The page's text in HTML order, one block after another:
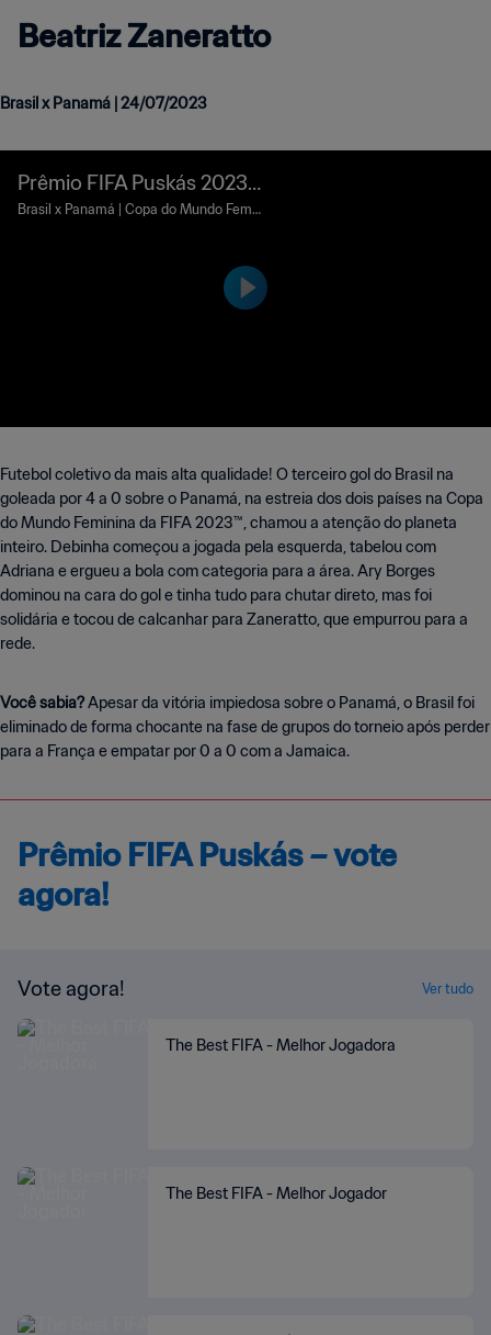
Beatriz Zaneratto
Brasil x Panamá | 24/07/2023
Prêmio FIFA Puskás 2023 |
Beatriz Zaneratto
Brasil x Panamá | Copa do Mundo Femin
Futebol coletivo da mais alta qualidade! O terceiro gol do Brasil na
goleada por 4 a 0 sobre o Panamá, na estreia dos dois países na Copa
do Mundo Feminina da FIFA 2023™, chamou a atenção do planeta
inteiro. Debinha começou a jogada pela esquerda, tabelou com
Adriana e ergueu a bola com categoria para a área. Ary Borges
dominou na cara do gol e tinha tudo para chutar direto, mas foi
solidária e tocou de calcanhar para Zaneratto, que empurrou para a
rede.
Você sabia?Apesar da vitória impiedosa sobre o Panamá, o Brasil foi
eliminado de forma chocante na fase de grupos do torneio após perder
para a França e empatar por 0 a 0 com a Jamaica.
Prêmio FIFA Puskás – vote
agora!
Vote agora! Ver tudo
The Best FIFA - Melhor Jogadora
The Best FIFA - Melhor Jogador